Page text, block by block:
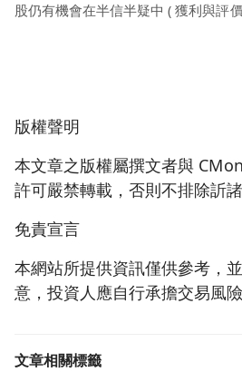
股仍有機會在半信半疑中 ( 獲利與評
版權聲明
本文章之版權屬撰文者與
許可嚴禁轉載，否則不排除訢諸
免責宣言
本網站所提供資訊僅供參考，
意，投資人應自行承擔交易風險
文章相關標籤